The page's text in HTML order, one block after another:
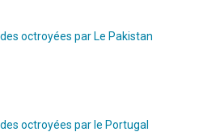
octroyées par Le Pakistan
octroyées par le Portugal